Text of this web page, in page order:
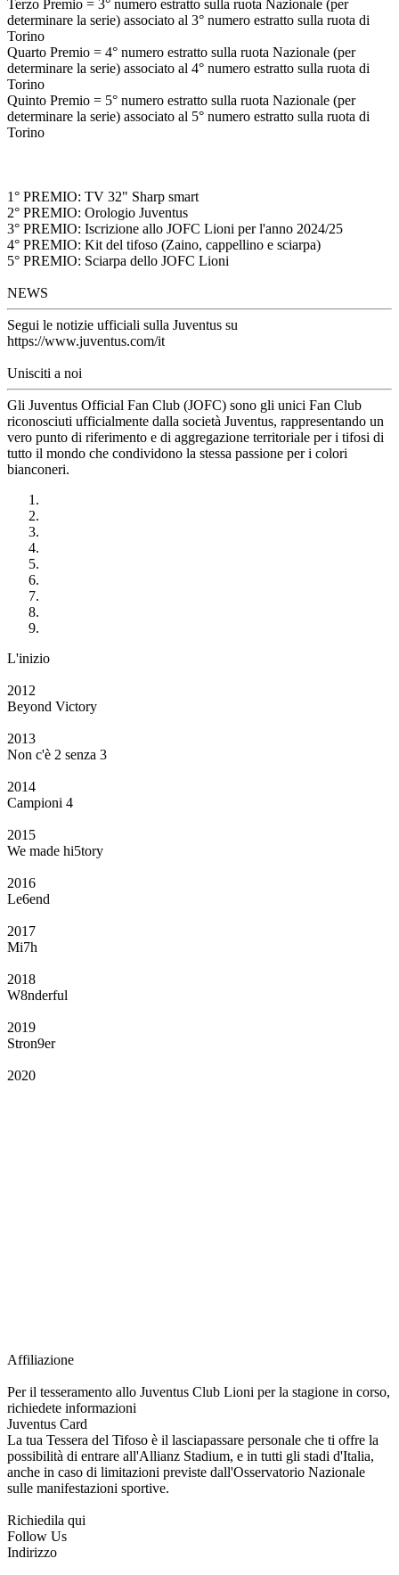
Terzo Premio = 3° numero estratto sulla ruota Nazionale (per
determinare la serie) associato al 3° numero estratto sulla ruota di
Torino
Quarto Premio = 4° numero estratto sulla ruota Nazionale (per
determinare la serie) associato al 4° numero estratto sulla ruota di
Torino
Quinto Premio = 5° numero estratto sulla ruota Nazionale (per
determinare la serie) associato al 5° numero estratto sulla ruota di
Torino
1° PREMIO: TV 32" Sharp smart
2° PREMIO: Orologio Juventus
3° PREMIO: Iscrizione allo JOFC Lioni per l'anno 2024/25
4° PREMIO: Kit del tifoso (Zaino, cappellino e sciarpa)
5° PREMIO: Sciarpa dello JOFC Lioni
NEWS
Segui le notizie ufficiali sulla Juventus su
https://www.juventus.com/it
Unisciti a noi
Gli Juventus Official Fan Club (JOFC) sono gli unici Fan Club
riconosciuti ufficialmente dalla società Juventus, rappresentando un
vero punto di riferimento e di aggregazione territoriale per i tifosi di
tutto il mondo che condividono la stessa passione per i colori
bianconeri.
L'inizio
2012
Beyond Victory
2013
Non c'è 2 senza 3
2014
Campioni 4
2015
We made hi5tory
2016
Le6end
2017
Mi7h
2018
W8nderful
2019
Stron9er
2020
Affiliazione
Per il tesseramento allo Juventus Club Lioni per la stagione in corso,
richiedete informazioni
Juventus Card
La tua Tessera del Tifoso è il lasciapassare personale che ti offre la
possibilità di entrare all'Allianz Stadium, e in tutti gli stadi d'Italia,
anche in caso di limitazioni previste dall'Osservatorio Nazionale
sulle manifestazioni sportive.
Richiedila qui
Follow Us
Indirizzo